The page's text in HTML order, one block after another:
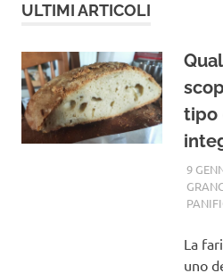
cucina
recupero,
agricoltura
dell'anima
ULTIMI ARTICOLI
tipo
9
La
uno